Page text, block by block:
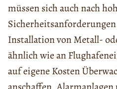
müssen sich auch nach
Installation von Metall-
ähnlich wie an
auf eigene Kosten